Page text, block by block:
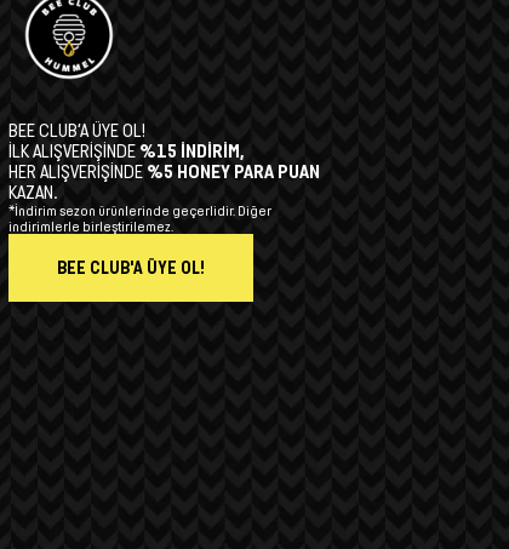
BEE CLUB’A ÜYE OL!
İLK ALIŞVERİŞİNDE %15 İNDİRİM,
HER ALIŞVERİŞİNDE %5 HONEY PARA PUAN
KAZAN.
*İndirim sezon ürünlerinde geçerlidir. Diğer
indirimlerle birleştirilemez.
BEE CLUB'A ÜYE OL!